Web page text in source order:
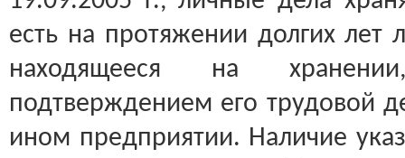
есть на протяжении долгих лет
находящееся на
подтверждением его трудовой
ином предприятии. Наличие